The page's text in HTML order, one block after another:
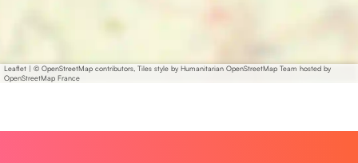
Leaflet | © OpenStreetMap contributors, Tiles style by Humanitarian OpenStreetMap Team hosted by
OpenStreetMap France